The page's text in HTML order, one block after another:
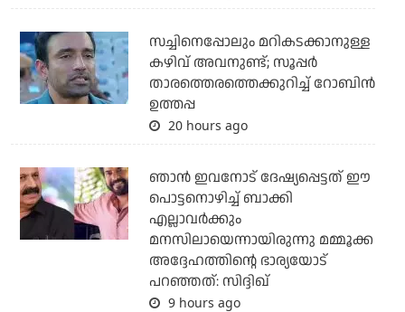
സച്ചിനെപ്പോലും മറികടക്കാനുള്ള
കഴിവ് അവനുണ്ട്; സൂപ്പര്‍
താരത്തെരത്തെക്കുറിച്ച് റോബിന്‍
ഉത്തപ്പ
20 hours ago
ഞാന്‍ ഇവനോട് ദേഷ്യപ്പെട്ടത് ഈ
പൊട്ടനൊഴിച്ച് ബാക്കി
എല്ലാവര്‍ക്കും
മനസിലായെന്നായിരുന്നു മമ്മൂക്ക
അദ്ദേഹത്തിന്റെ ഭാര്യയോട്
പറഞ്ഞത്: സിദ്ദിഖ്
9 hours ago